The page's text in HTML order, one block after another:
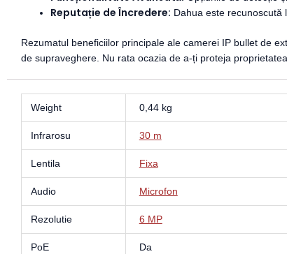
Reputație de Încredere: Dahua este recunoscută
Rezumatul beneficiilor principale ale camerei IP bullet de
de supraveghere. Nu rata ocazia de a-ți proteja
Weight 0,44 kg
Infrarosu 30 m
Lentila Fixa
Audio Microfon
Rezolutie 6 MP
PoE Da